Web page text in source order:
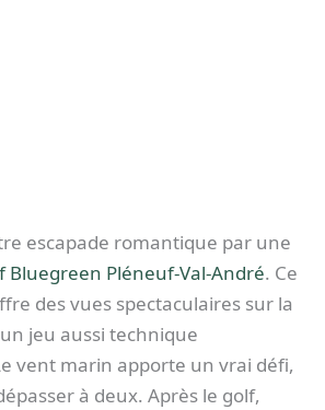
escapade romantique par une
Bluegreen Pléneuf-Val-André. Ce
des vues spectaculaires sur la
jeu aussi technique
vent marin apporte un vrai défi,
à deux. Après le golf,